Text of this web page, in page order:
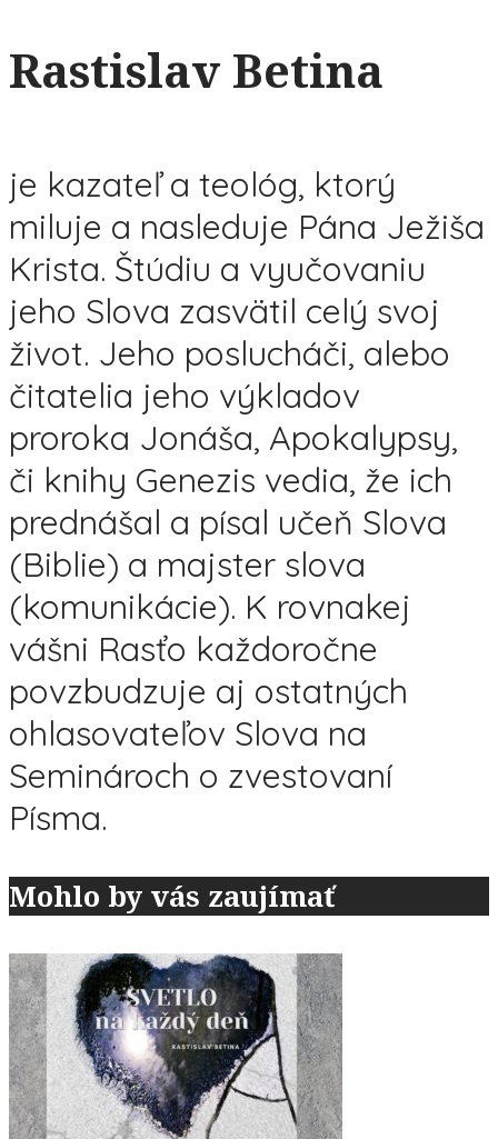
Rastislav Betina
je kazateľ a teológ, ktorý
miluje a nasleduje Pána Ježiša
Krista. Štúdiu a vyučovaniu
jeho Slova zasvätil celý svoj
život. Jeho poslucháči, alebo
čitatelia jeho výkladov
proroka Jonáša, Apokalypsy,
či knihy Genezis vedia, že ich
prednášal a písal učeň Slova
(Biblie) a majster slova
(komunikácie). K rovnakej
vášni Rasťo každoročne
povzbudzuje aj ostatných
ohlasovateľov Slova na
Seminároch o zvestovaní
Písma.
Mohlo by vás zaujímať